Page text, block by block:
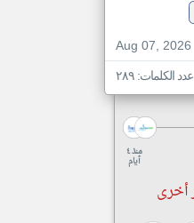
Aug 07, 2026
عدد الكلمات: ٢٨٩
منذ ٤
أيام